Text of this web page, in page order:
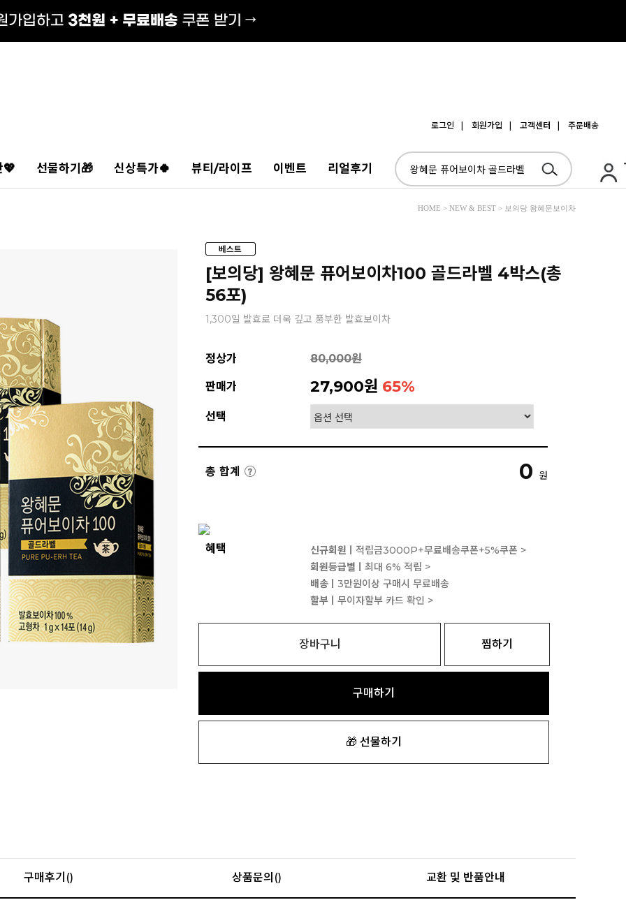
로그인 | 회원가입 | 고객센터 | 주문배송
💖 선물하기🎁 신상특가🍀 뷰티/라이프 이벤트 리얼후기
HOME > NEW & BEST > 보의당 왕혜문보이차
[보의당] 왕혜문 퓨어보이차100 골드라벨 4박스(총
56포)
1,300일 발효로 더욱 깊고 풍부한 발효보이차
정상가 80,000원
판매가 27,900원 65%
선택
총 합계 0 원
혜택 신규회원ㅣ 적립금3000P+무료배송쿠폰+5%쿠폰 >
회원등급별ㅣ 최대 6% 적립 >
배송ㅣ 3만원이상 구매시 무료배송
할부ㅣ 무이자할부 카드 확인 >
장바구니 찜하기
구매하기
🎁 선물하기
구매후기() 상품문의() 교환 및 반품안내